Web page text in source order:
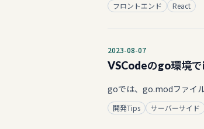
フロントエンド React
2023-08-07
VSCodeのgo環境
goでは、go.modファイ
開発Tips サーバーサイド